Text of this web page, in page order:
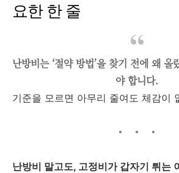
요한 한 줄
난방비는 ‘절약 방법’을 찾기 전에 왜 올
야 합니다.
기준을 모르면 아무리 줄여도 체감이
난방비 말고도, 고정비가 갑자기 튀는